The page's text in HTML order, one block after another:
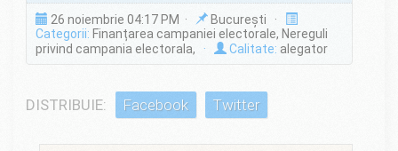
26 noiembrie 04:17 PM ·
București ·
Categorii: Finanțarea campaniei electorale, Nereguli
privind campania electorala,
· Calitate: alegator
DISTRIBUIE: Facebook Twitter